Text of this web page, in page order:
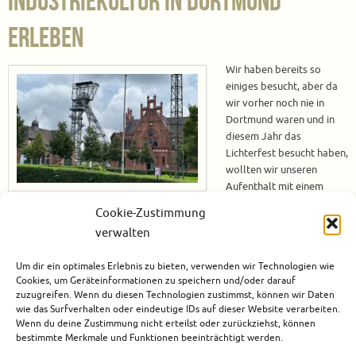
Cookie-Zustimmung
verwalten
Um dir ein optimales Erlebnis zu bieten, verwenden wir Technologien wie
Cookies, um Geräteinformationen zu speichern und/oder darauf
zuzugreifen. Wenn du diesen Technologien zustimmst, können wir Daten
wie das Surfverhalten oder eindeutige IDs auf dieser Website verarbeiten.
Wenn du deine Zustimmung nicht erteilst oder zurückziehst, können
bestimmte Merkmale und Funktionen beeinträchtigt werden.
erleben
Wir haben bereits so
einiges besucht, aber da
wir vorher noch nie in
Dortmund waren und in
diesem Jahr das
Lichterfest besucht haben,
wollten wir unseren
Aufenthalt mit einem
abrunden. Was ist die Zeche Zollern? Bei der Zeche Zollern handelt es sich
um ein stillgelegtes Steinkohlebergwerk. Die Kohleförderung wurde
werden. Auf eine Initiative im Jahr 1969, die vom…
Weiterlesen
September 4, 2023 Deutschland,Dortmund ,Europa,Städtereise